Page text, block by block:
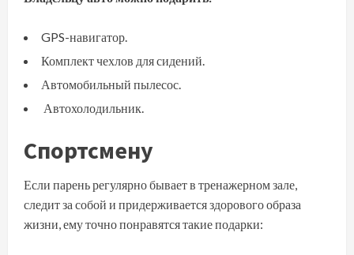
GPS-навигатор.
Комплект чехлов для сидений.
Автомобильный пылесос.
Автохолодильник.
Спортсмену
Если парень регулярно бывает в тренажерном зале,
следит за собой и придерживается здорового образа
жизни, ему точно понравятся такие подарки: